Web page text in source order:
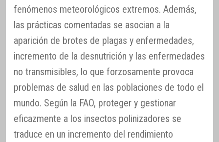
fenómenos meteorológicos extremos. Además,
las prácticas comentadas se asocian a la
aparición de brotes de plagas y enfermedades,
incremento de la desnutrición y las enfermedades
no transmisibles, lo que forzosamente provoca
problemas de salud en las poblaciones de todo el
mundo. Según la FAO, proteger y gestionar
eficazmente a los insectos polinizadores se
traduce en un incremento del rendimiento